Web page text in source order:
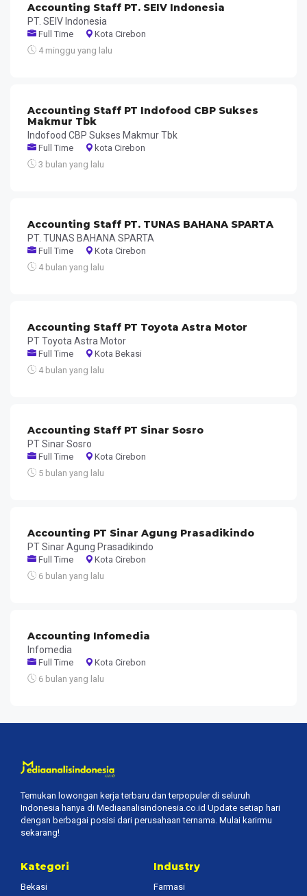
Accounting Staff PT. SEIV Indonesia
PT. SEIV Indonesia
Full Time
Kota Cirebon
4 minggu yang lalu
Accounting Staff PT Indofood CBP Sukses
Makmur Tbk
Indofood CBP Sukses Makmur Tbk
Full Time
kota Cirebon
3 bulan yang lalu
Accounting Staff PT. TUNAS BAHANA SPARTA
PT. TUNAS BAHANA SPARTA
Full Time
Kota Cirebon
4 bulan yang lalu
Accounting Staff PT Toyota Astra Motor
PT Toyota Astra Motor
Full Time
Kota Bekasi
4 bulan yang lalu
Accounting Staff PT Sinar Sosro
PT Sinar Sosro
Full Time
Kota Cirebon
5 bulan yang lalu
Accounting PT Sinar Agung Prasadikindo
PT Sinar Agung Prasadikindo
Full Time
Kota Cirebon
6 bulan yang lalu
Accounting Infomedia
Infomedia
Full Time
Kota Cirebon
6 bulan yang lalu
Temukan lowongan kerja terbaru dan terpopuler di seluruh
Indonesia hanya di Mediaanalisindonesia.co.id Update setiap hari
dengan berbagai posisi dari perusahaan ternama. Mulai karirmu
sekarang!
Kategori
Bekasi
Industry
Farmasi